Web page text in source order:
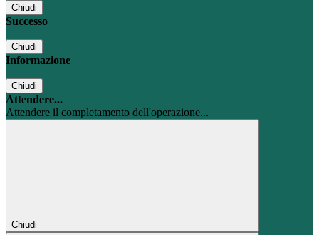
Chiudi
Successo
Chiudi
Informazione
Chiudi
Attendere...
Attendere il completamento dell'operazione...
Chiudi